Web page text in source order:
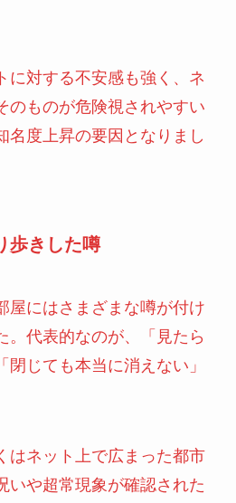
に対する不安感も強く、ネ
のものが危険視されやすい
名度上昇の要因となりまし
歩きした噂
屋にはさまざまな噂が付け
。代表的なのが、「見たら
じても本当に消えない」
はネット上で広まった都市
いや超常現象が確認された